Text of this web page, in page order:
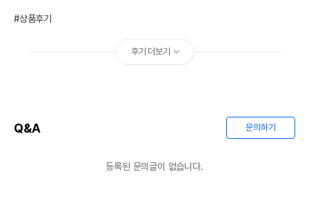
#상품후기
후기 더보기
Q&A 문의하기
등록된 문의글이 없습니다.